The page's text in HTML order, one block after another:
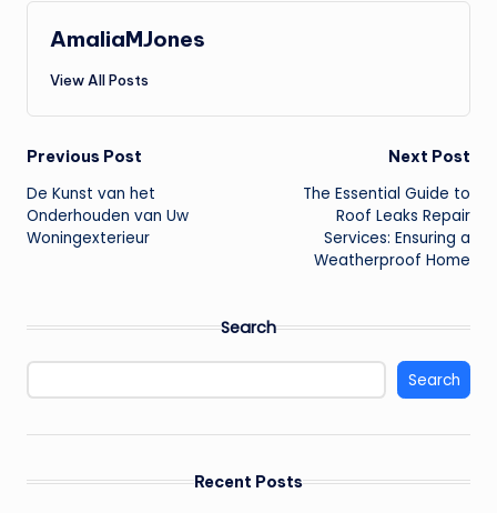
AmaliaMJones
View All Posts
Post
navigation
Previous Post
De Kunst van het
Onderhouden van Uw
Woningexterieur
Next Post
The Essential Guide to
Roof Leaks Repair
Services: Ensuring a
Weatherproof Home
Search
Search
Recent Posts